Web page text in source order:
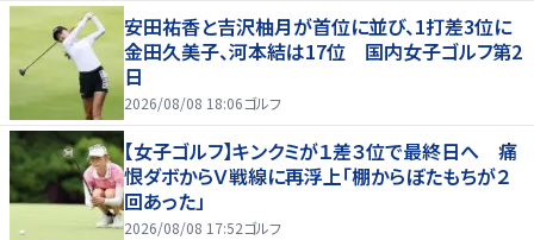
安田祐香と吉沢柚月が首位に並び、1打差3位に
金田久美子、河本結は17位 国内女子ゴルフ第2
日
2026/08/08 18:06ゴルフ
【女子ゴルフ】キンクミが１差３位で最終日へ 痛
恨ダボからＶ戦線に再浮上「棚からぼたもちが２
回あった」
2026/08/08 17:52ゴルフ